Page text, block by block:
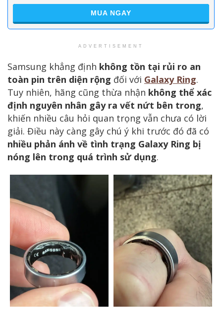
MUA NGAY
ADVERTISEMENT
Samsung khẳng định không tồn tại rủi ro an
toàn pin trên diện rộng đối với Galaxy Ring.
Tuy nhiên, hãng cũng thừa nhận không thể xác
định nguyên nhân gây ra vết nứt bên trong,
khiến nhiều câu hỏi quan trọng vẫn chưa có lời
giải. Điều này càng gây chú ý khi trước đó đã có
nhiều phản ánh về tình trạng Galaxy Ring bị
nóng lên trong quá trình sử dụng.